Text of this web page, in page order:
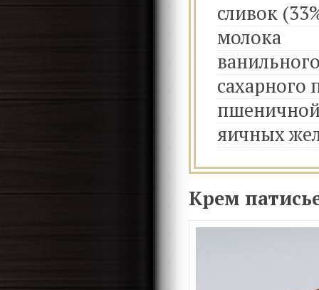
сливок
молока
сахарного
яичных
Крем